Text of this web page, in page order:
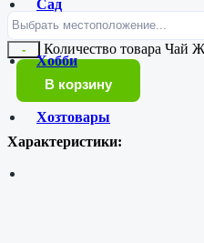
Сад
Хобби
Хозтовары
- Количество товара Чай
В корзину
Характеристики: